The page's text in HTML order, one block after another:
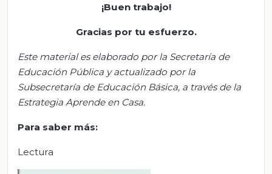
¡Buen trabajo!
Gracias por tu esfuerzo.
Este material es elaborado por la Secretaría de
Educación Pública y actualizado por la
Subsecretaría de Educación Básica, a través de la
Estrategia Aprende en Casa.
Para saber más:
Lectura